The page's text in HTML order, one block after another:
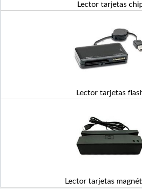
Lector tarjetas
Lector tarjetas
Lector tarjetas